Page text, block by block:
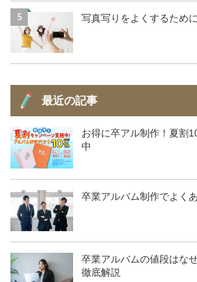
5 写真写りをよくするため
最近の記事
お得に卒アル制作！夏割
中
卒業アルバム制作でよく
卒業アルバムの値段はな
徹底解説